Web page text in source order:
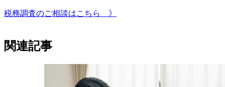
税務調査のご相談はこちら 》
関連記事